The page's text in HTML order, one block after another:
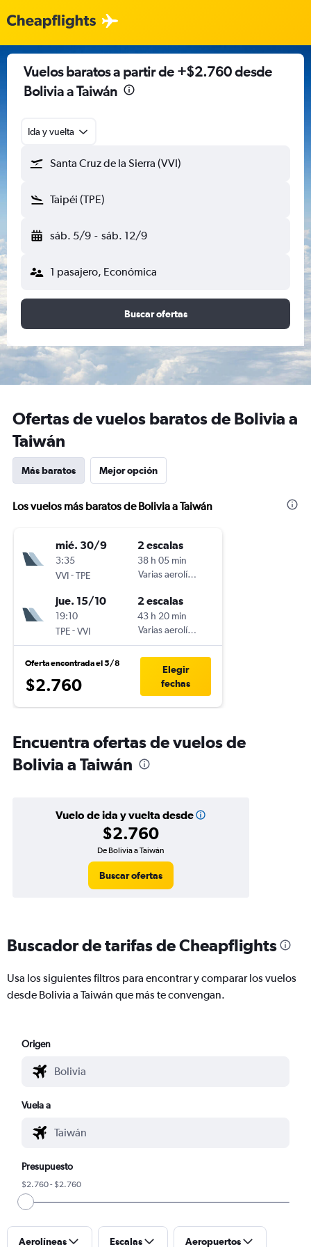
Vuelos baratos a partir de +$2.760 desde
Bolivia a Taiwán
Ida y vuelta
Santa Cruz de la Sierra (VVI)
Taipéi (TPE)
sáb. 5/9 - sáb. 12/9
1 pasajero, Económica
Buscar ofertas
Ofertas de vuelos baratos de Bolivia a
Taiwán
Más baratos Mejor opción
Los vuelos más baratos de Bolivia a Taiwán
mié. 30/9
3:35
VVI-TPE
2 escalas
38 h 05 min
Varias aerolíneas
jue. 15/10
19:10
TPE-VVI
2 escalas
43 h 20 min
Varias aerolíneas
Oferta encontrada el 5/8
$2.760
Elegir
fechas
Encuentra ofertas de vuelos de
Bolivia a Taiwán
Vuelo de ida y vuelta desde
$2.760
De Bolivia a Taiwán
Buscar ofertas
Buscador de tarifas de Cheapflights
Usa los siguientes filtros para encontrar y comparar los vuelos
desde Bolivia a Taiwán que más te convengan.
Origen
Vuela a
Presupuesto
$2.760 - $2.760
Aerolíneas Escalas Aeropuertos